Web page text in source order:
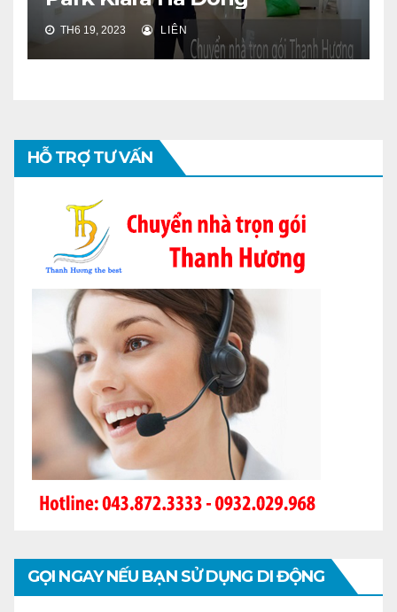
TH6 19, 2023 LIÊN
HỖ TRỢ TƯ VẤN
GỌI NGAY NẾU BẠN SỬ DỤNG DI ĐỘNG